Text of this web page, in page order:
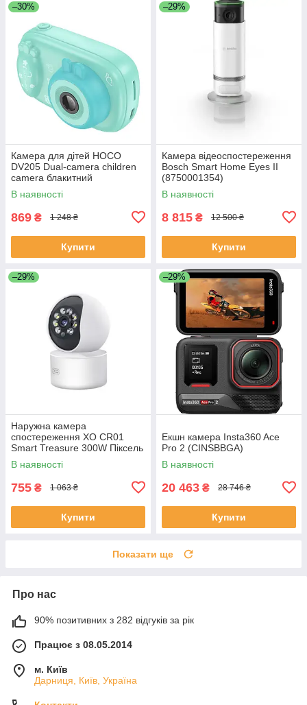
–30%
Камера для дітей HOCO
DV205 Dual-camera children
camera блакитний
В наявності
869 ₴ 1 248 ₴
Купити
–29%
Камера відеоспостереження
Bosch Smart Home Eyes II
(8750001354)
В наявності
8 815 ₴ 12 500 ₴
Купити
–29%
Наружна камера
спостереження XO CR01
Smart Treasure 300W Піксель
Camera Біла
В наявності
755 ₴ 1 063 ₴
Купити
–29%
Екшн камера Insta360 Ace
Pro 2 (CINSBBGA)
В наявності
20 463 ₴ 28 746 ₴
Купити
Показати ще
Про нас
90% позитивних з 282 відгуків за рік
Працює з 08.05.2014
м. Київ
Дарниця, Київ, Україна